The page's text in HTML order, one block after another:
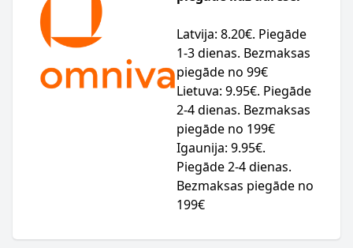
Latvija: 8.20€. Piegāde
1-3 dienas. Bezmaksas
piegāde no 99€
Lietuva: 9.95€. Piegāde
2-4 dienas. Bezmaksas
piegāde no 199€
Igaunija: 9.95€.
Piegāde 2-4 dienas.
Bezmaksas piegāde no
199€